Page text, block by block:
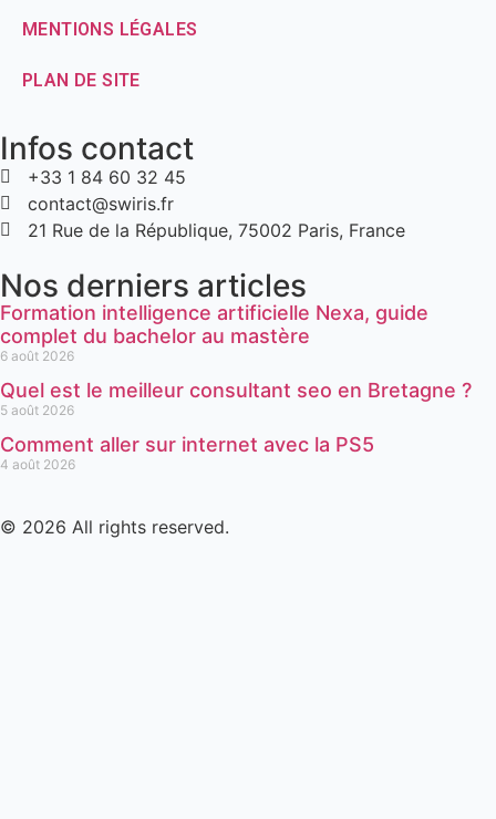
MENTIONS LÉGALES
PLAN DE SITE
Infos contact
+33 1 84 60 32 45
contact@swiris.fr
21 Rue de la République, 75002 Paris, France
Nos derniers articles
Formation intelligence artificielle Nexa, guide
complet du bachelor au mastère
6 août 2026
Quel est le meilleur consultant seo en Bretagne ?
5 août 2026
Comment aller sur internet avec la PS5
4 août 2026
© 2026 All rights reserved.